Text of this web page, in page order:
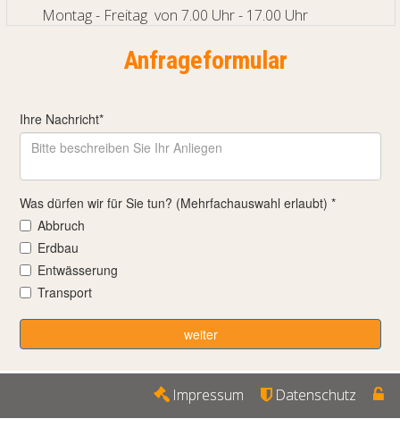
Montag - Freitag von 7.00 Uhr - 17.00 Uhr
Anfrageformular
Impressum Datenschutz